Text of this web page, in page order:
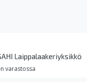
Laippalaakeriyksikkö
varastossa